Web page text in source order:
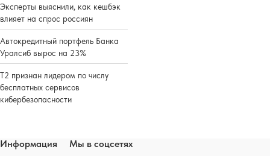
Эксперты выяснили, как кешбэк
влияет на спрос россиян
Автокредитный портфель Банка
Уралсиб вырос на 23%
Т2 признан лидером по числу
бесплатных сервисов
кибербезопасности
Информация
Мы в соцсетях